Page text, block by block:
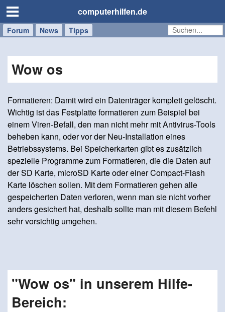
computerhilfen.de
Forum News Tipps
Handy
Windows
Mac
Wow os
Formatieren: Damit wird ein Datenträger komplett gelöscht.
Wichtig ist das Festplatte formatieren zum Beispiel bei
einem Viren-Befall, den man nicht mehr mit Antivirus-Tools
beheben kann, oder vor der Neu-Installation eines
Betriebssystems. Bei Speicherkarten gibt es zusätzlich
spezielle Programme zum Formatieren, die die Daten auf
der SD Karte, microSD Karte oder einer Compact-Flash
Karte löschen sollen. Mit dem Formatieren gehen alle
gespeicherten Daten verloren, wenn man sie nicht vorher
anders gesichert hat, deshalb sollte man mit diesem Befehl
sehr vorsichtig umgehen.
"Wow os" in unserem Hilfe-
Bereich: